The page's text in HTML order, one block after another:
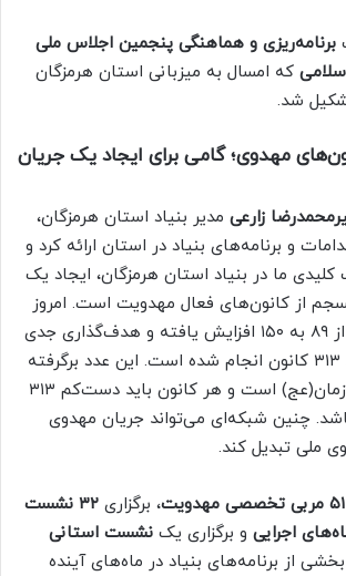
برنامه‌ریزی و هماهنگی پنجمین اجلاس ملی
که امسال به میزبانی استان هرمزگان
شد.
مهدوی؛ گامی برای ایجاد یک جریان
زارعی مدیر بنیاد استان هرمزگان،
و برنامه‌های بنیاد در استان ارائه کرد و
ما در بنیاد استان هرمزگان، ایجاد یک
از کانون‌های فعال مهدویت است. امروز
تعداد این کانون‌ها از ۸۹ به ۱۵۰ افزایش یافته و هدف‌گذاری جدی
برای رسیدن به عدد ۳۱۳ کانون انجام شده است. این عدد برگرفته
از یاران خاص امام زمان(عج) است و هر کانون باید دست‌کم ۳۱۳
چنین شبکه‌ای می‌تواند جریان مهدوی
ملی تبدیل کند.
۵۱ مربی تخصصی مهدویت ، برگزاری
۳۲ نشست
اجرایی و برگزاری یک نشست استانی
بخشی از برنامه‌های بنیاد در ماه‌های آینده